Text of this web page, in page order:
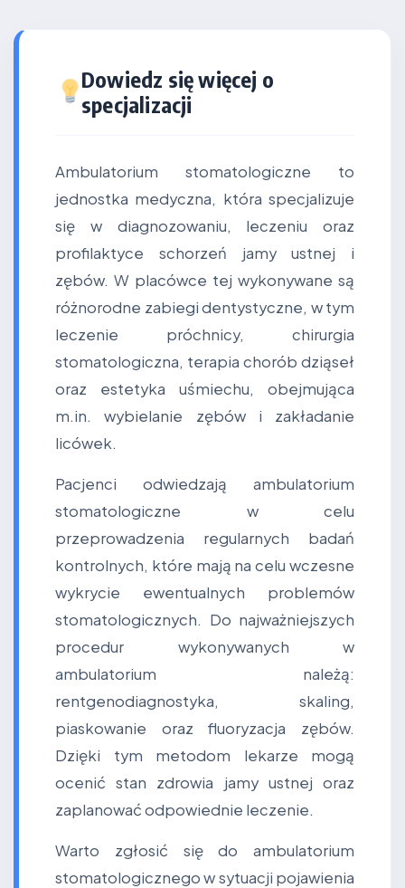
Dowiedz się więcej o
specjalizacji
Ambulatorium stomatologiczne to
jednostka medyczna, która specjalizuje
się w diagnozowaniu, leczeniu oraz
profilaktyce schorzeń jamy ustnej i
zębów. W placówce tej wykonywane są
różnorodne zabiegi dentystyczne, w tym
leczenie próchnicy, chirurgia
stomatologiczna, terapia chorób dziąseł
oraz estetyka uśmiechu, obejmująca
m.in. wybielanie zębów i zakładanie
licówek.
Pacjenci odwiedzają ambulatorium
stomatologiczne w celu
przeprowadzenia regularnych badań
kontrolnych, które mają na celu wczesne
wykrycie ewentualnych problemów
stomatologicznych. Do najważniejszych
procedur wykonywanych w
ambulatorium należą:
rentgenodiagnostyka, skaling,
piaskowanie oraz fluoryzacja zębów.
Dzięki tym metodom lekarze mogą
ocenić stan zdrowia jamy ustnej oraz
zaplanować odpowiednie leczenie.
Warto zgłosić się do ambulatorium
stomatologicznego w sytuacji pojawienia